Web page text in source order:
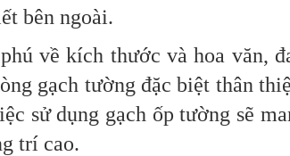
bên ngoài.
về kích thước và hoa văn,
gạch tường đặc biệt thân
sử dụng gạch ốp tường sẽ
trí cao.